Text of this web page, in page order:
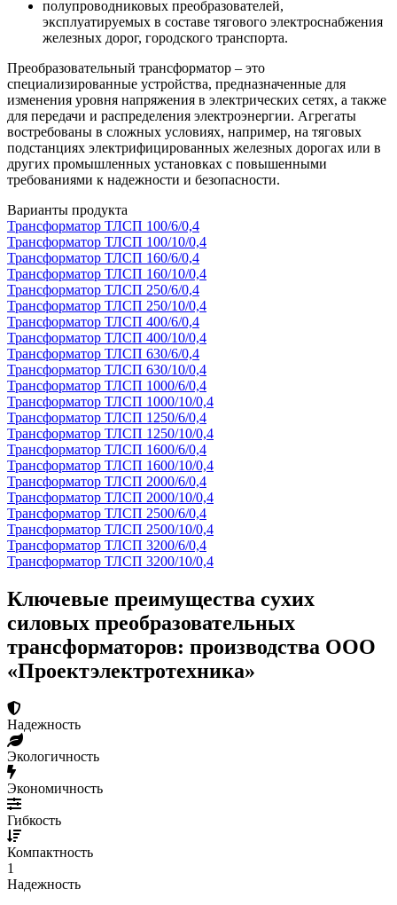
полупроводниковых преобразователей,
эксплуатируемых в составе тягового электроснабжения
железных дорог, городского транспорта.
Преобразовательный трансформатор – это
специализированные устройства, предназначенные для
изменения уровня напряжения в электрических сетях, а также
для передачи и распределения электроэнергии. Агрегаты
востребованы в сложных условиях, например, на тяговых
подстанциях электрифицированных железных дорогах или в
других промышленных установках с повышенными
требованиями к надежности и безопасности.
Варианты продукта
Трансформатор ТЛСП 100/6/0,4
Трансформатор ТЛСП 100/10/0,4
Трансформатор ТЛСП 160/6/0,4
Трансформатор ТЛСП 160/10/0,4
Трансформатор ТЛСП 250/6/0,4
Трансформатор ТЛСП 250/10/0,4
Трансформатор ТЛСП 400/6/0,4
Трансформатор ТЛСП 400/10/0,4
Трансформатор ТЛСП 630/6/0,4
Трансформатор ТЛСП 630/10/0,4
Трансформатор ТЛСП 1000/6/0,4
Трансформатор ТЛСП 1000/10/0,4
Трансформатор ТЛСП 1250/6/0,4
Трансформатор ТЛСП 1250/10/0,4
Трансформатор ТЛСП 1600/6/0,4
Трансформатор ТЛСП 1600/10/0,4
Трансформатор ТЛСП 2000/6/0,4
Трансформатор ТЛСП 2000/10/0,4
Трансформатор ТЛСП 2500/6/0,4
Трансформатор ТЛСП 2500/10/0,4
Трансформатор ТЛСП 3200/6/0,4
Трансформатор ТЛСП 3200/10/0,4
Ключевые преимущества сухих
силовых преобразовательных
трансформаторов: производства ООО
«Проектэлектротехника»
Надежность
Экологичность
Экономичность
Гибкость
Компактность
1
Надежность